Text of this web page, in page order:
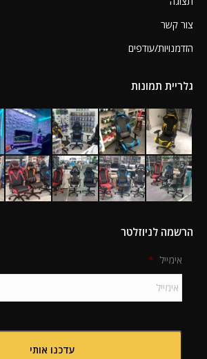
צור קשר
הזדמנויות/עודפים
גלריית תמונות
הרשמה לניוזלטר
אימייל *